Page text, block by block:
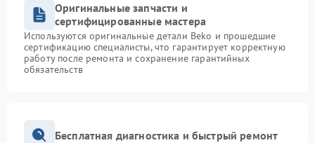
Оригинальные запчасти и
сертифицированные мастера
Используются оригинальные детали Beko и прошедшие
сертификацию специалисты, что гарантирует корректную
работу после ремонта и сохранение гарантийных
обязательств
Бесплатная диагностика и быстрый ремонт